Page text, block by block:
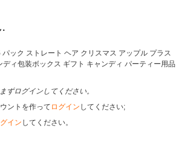
.
パック ストレート ヘア クリスマス アップル プラス
ィ包装ボックス ギフト キャンディ パーティー用品
ずログインしてください。
ントを作って ログイン してください;
イン してください。